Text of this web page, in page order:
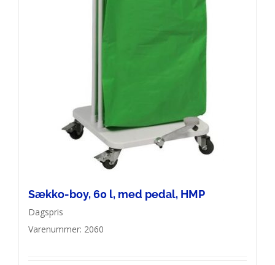
Sækko-boy, 60 l, med pedal, HMP
Dagspris
Varenummer: 2060